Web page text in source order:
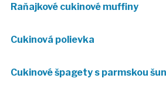
Raňajkové cukinové muffiny
Cukinová polievka
Cukinové špagety s parmskou